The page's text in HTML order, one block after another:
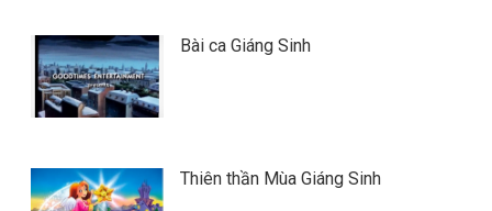
Bài ca Giáng Sinh
Thiên thần Mùa Giáng Sinh